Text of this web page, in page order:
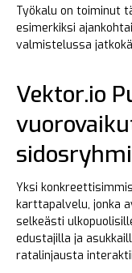
Työkalu on toiminut
esimerkiksi
valmistelussa
Vektor.io
Yksi
karttapalvelu, jonka
selkeästi
edustajilla ja
ratalinjausta